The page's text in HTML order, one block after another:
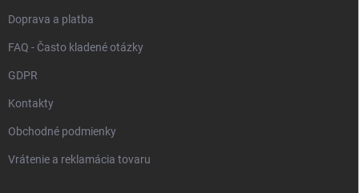
Doprava a platba
FAQ - Často kladené otázky
GDPR
Kontakty
Obchodné podmienky
Vrátenie a reklamácia tovaru